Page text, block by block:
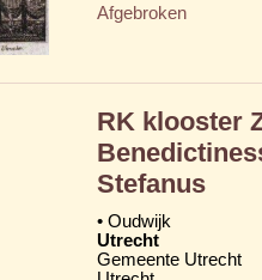
Afgebroken
RK klooster
Stefanus
• Oudwijk
Utrecht
Gemeente Utrecht